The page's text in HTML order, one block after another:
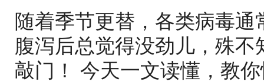
随着季节更替，各类病毒
腹泻后总觉得没劲儿，殊
敲门！ 今天一文读懂，教